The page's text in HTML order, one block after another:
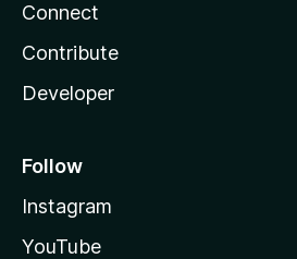
Connect
Contribute
Developer
Follow
Instagram
YouTube